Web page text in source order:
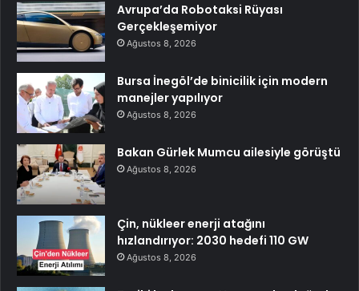
Avrupa’da Robotaksi Rüyası
Gerçekleşemiyor
Ağustos 8, 2026
Bursa İnegöl’de binicilik için modern
manejler yapılıyor
Ağustos 8, 2026
Bakan Gürlek Mumcu ailesiyle görüştü
Ağustos 8, 2026
Çin, nükleer enerji atağını
hızlandırıyor: 2030 hedefi 110 GW
Ağustos 8, 2026